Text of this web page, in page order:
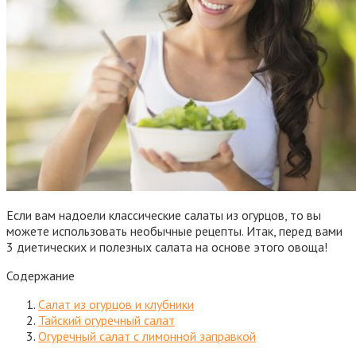
Если вам надоели классические салаты из огурцов, то вы
можете использовать необычные рецепты. Итак, перед вами
3 диетических и полезных салата на основе этого овоща!
Содержание
Салат из огурцов и клубники
Тайский огуречный салат
Огуречный салат с лимонной заправкой